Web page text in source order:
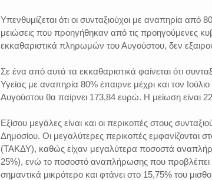
Υπενθυμίζεται ότι οι συνταξιούχοι με αναπηρία από
μειώσεις που προηγήθηκαν από τις προηγούμενες
εκκαθαριστικά πληρωμών του Αυγούστου, δεν
Σε ένα από αυτά τα εκκαθαριστικά φαίνεται ότι
Υγείας με αναπηρία 80% έπαιρνε μέχρι και τον
Αυγούστου θα παίρνει 173,84 ευρώ. Η μείωση είναι
Εξίσου μεγάλες είναι και οι περικοπές στους
Δημοσίου. Οι μεγαλύτερες περικοπές εμφανίζονται
(ΤΑΚΔΥ), καθώς είχαν μεγαλύτερα ποσοστά
25%), ενώ το ποσοστό αναπλήρωσης που προβλέπει
σημαντικά μικρότερο και φτάνει στο 15,75% του